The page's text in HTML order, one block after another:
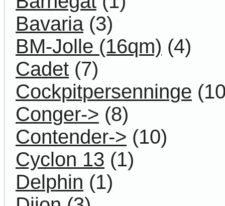
Bavaria(3)
BM-Jolle (16qm) (4)
Cadet (7)
Cockpitpersenninge
Conger-> (8)
Contender-> (10)
Cyclon 13 (1)
Delphin (1)